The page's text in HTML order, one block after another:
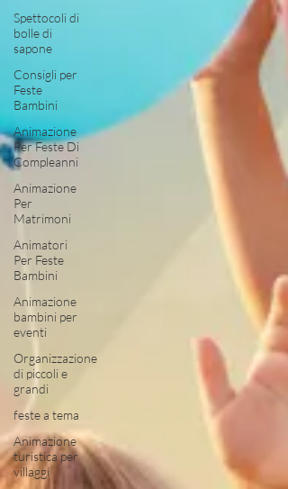
Spettocoli di
bolle di
sapone
Consigli per
Feste
Bambini
Animazione
Per Feste Di
Compleanni
Animazione
Per
Matrimoni
Animatori
Per Feste
Bambini
Animazione
bambini per
eventi
Organizzazione
di piccoli e
grandi
feste a tema
Animazione
turistica per
villaggi